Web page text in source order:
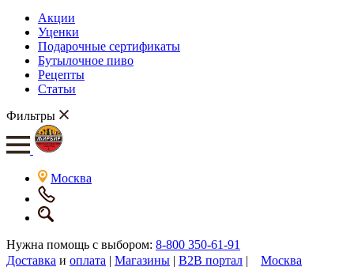
Акции
Уценки
Подарочные сертификаты
Бутылочное пиво
Рецепты
Статьи
Фильтры
Москва
Нужна помощь с выбором: 8-800 350-61-91
Доставка и оплата | Магазины | B2B портал | Москва